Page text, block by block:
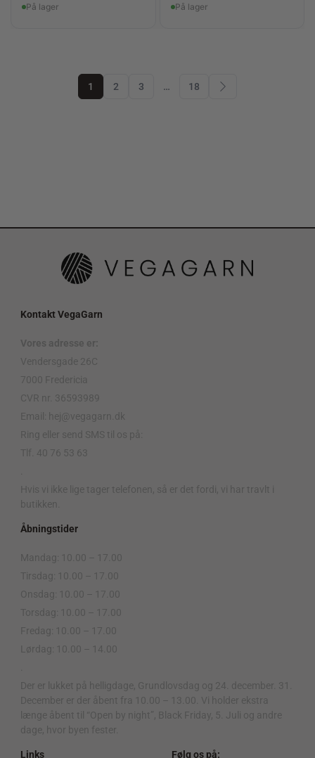
På lager På lager
1 2 3 … 18
Kontakt VegaGarn
Vores adresse er:
Vendersgade 26C
7000 Fredericia
CVR nr. 36593989
Email: hej@vegagarn.dk
Ring eller send SMS til os på:
Tlf. 40 76 53 63
Hvis vi ikke lige tager telefonen, så er det fordi, vi har travlt i
butikken.
Åbningstider
Mandag: 10.00 – 17.00
Tirsdag: 10.00 – 17.00
Onsdag: 10.00 – 17.00
Torsdag: 10.00 – 17.00
Fredag: 10.00 – 17.00
Lørdag: 10.00 – 14.00
Der er lukket på helligdage, Grundlovsdag og 24. december. 31.
December er der åbent fra 10.00 – 13.00. Vi holder ekstra
længe åbent til “Open by night”, Black Friday, 5. Juli og andre
dage, hvor byen fester.
Links Følg os på: